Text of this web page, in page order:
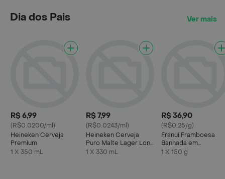
Dia dos Pais Ver mais
R$ 6,99
(R$0.0200/ml)
Heineken Cerveja
Premium
1 X 350 mL
R$ 7,99
(R$0.0243/ml)
Heineken Cerveja
Puro Malte Lager Long
Neck 330ml
1 X 330 mL
R$ 36,90
(R$0.25/g)
Franuí Framboesa
Banhada em
Chocolate ao Leite
1 X 150 g